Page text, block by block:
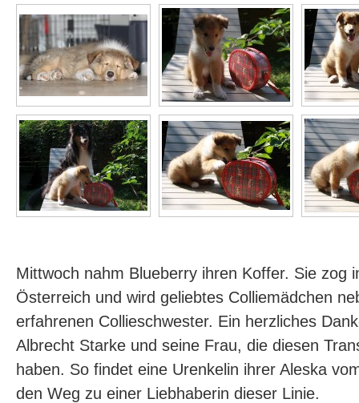
Mittwoch nahm Blueberry ihren Koffer. Sie zog
Österreich und wird geliebtes Colliemädchen
erfahrenen Collieschwester. Ein herzliches
Albrecht Starke und seine Frau, die diesen
haben. So findet eine Urenkelin ihrer Aleska
den Weg zu einer Liebhaberin dieser Linie.